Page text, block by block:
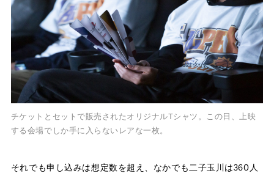
チケットとセットで販売されたオリジナルTシャツ。この日、上映
する会場でしか手に入らないレアな一枚。
それでも申し込みは想定数を超え、なかでも二子玉川は360人